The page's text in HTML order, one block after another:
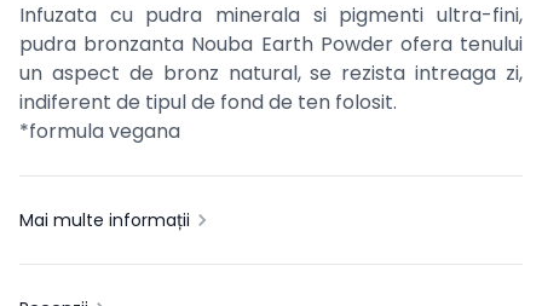
Infuzata cu pudra minerala si pigmenti ultra-fini,
pudra bronzanta Nouba Earth Powder ofera tenului
un aspect de bronz natural, se rezista intreaga zi,
indiferent de tipul de fond de ten folosit.
*formula vegana
Mai multe informații